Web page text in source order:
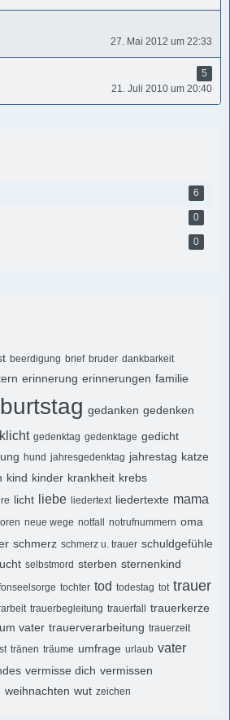
27. Mai 2012 um 22:33
5
21. Juli 2010 um 20:40
6
0
0
beerdigung brief bruder dankbarkeit
erinnerung erinnerungen familie
gedanken gedenken
gedenktag gedenktage gedicht
hund jahresgedenktag jahrestag katze
kind kinder krankheit krebs
licht liebe liedertext liedertexte mama
neue wege notfall notrufnummern oma
schmerz schmerz u. trauer schuldgefühle
selbstmord sterben sternenkind
tochter tod todestag tot trauer
trauerbegleitung trauerfall
trauerkerze
vater trauerverarbeitung trauerzeit
tränen träume umfrage urlaub vater
vermisse dich vermissen
weihnachten wut zeichen